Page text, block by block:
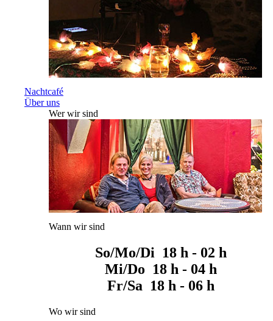
Nachtcafé
Über uns
Wer wir sind
Wann wir sind
So/Mo/Di 18 h - 02 h
Mi/Do 18 h - 04 h
Fr/Sa 18 h - 06 h
Wo wir sind